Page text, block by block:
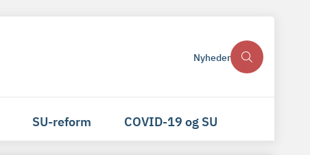
Nyheder
SU-reform COVID-19 og SU